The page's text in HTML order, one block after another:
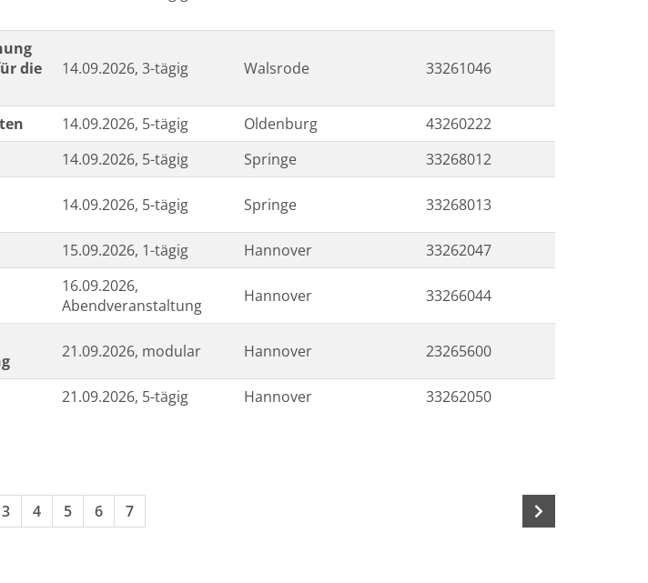
die
14.09.2026, 3-tägig Walsrode 33261046
14.09.2026, 5-tägig Oldenburg
43260222
14.09.2026, 5-tägig Springe
33268012
14.09.2026, 5-tägig Springe 33268013
15.09.2026, 1-tägig Hannover
33262047
16.09.2026,
Abendveranstaltung
Hannover 33266044
21.09.2026, modular Hannover 23265600
21.09.2026, 5-tägig Hannover 33262050
3 4 5 6 7